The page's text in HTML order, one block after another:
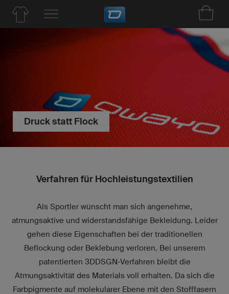
Druck statt Flock
Verfahren für Hochleistungstextilien
Als Sportler wünscht man sich angenehme,
atmungsaktive und widerstandsfähige Bekleidung. Leider
gehen diese Eigenschaften bei der traditionellen
Beflockung oder Beklebung verloren. Bei unserem
patentierten 3DDSGN-Verfahren bleibt die
Atmungsaktivität des Materials voll erhalten. Da sich die
Farbpigmente auf molekularer Ebene mit den Stofffasern